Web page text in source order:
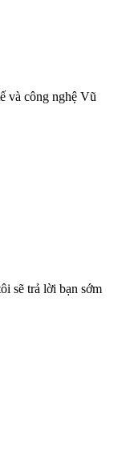
và công nghệ Vũ
sẽ trả lời bạn sớm